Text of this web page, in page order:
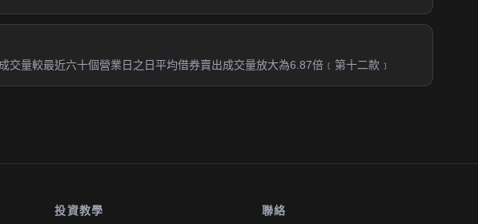
量較最近六十個營業日之日平均借券賣出成交量放大為6.87倍﹝第十二款﹞
投資教學 聯絡